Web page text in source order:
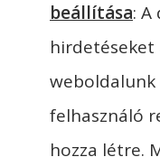
beállítása: A
hirdetéseket
felhasználó
hozza létre.